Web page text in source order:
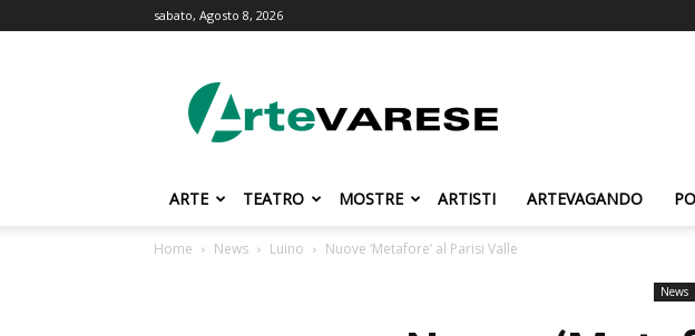
sabato, Agosto 8, 2026
ARTE TEATRO MOSTRE ARTISTI ARTEVAGANDO
Home News Luino Nuove ‘Metafore’ al Parisi Valle
News